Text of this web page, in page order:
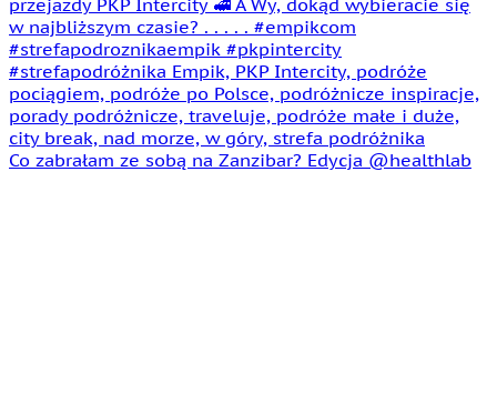
Co zabrałam ze sobą na Zanzibar? Edycja @healthlab